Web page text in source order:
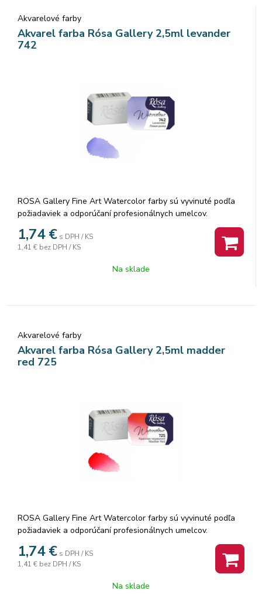
Akvarelové farby
Akvarel farba Rósa Gallery 2,5ml levander
742
ROSA Gallery Fine Art Watercolor farby sú vyvinuté podľa
požiadaviek a odporúčaní profesionálnych umelcov.
Akvarelové farby sú vyrábané z organickej arabskej gumy a
vysoko kvalitných organických a anorganických jemne
mletých pigmentov, ktorá zaisťuje dokonalú priľnavosť a
farby. Rosa akvarelové farby nám poskytujú nespočetné
1,74 € s DPH / KS
1,41 € bez DPH / KS
Na sklade
Akvarelové farby
Akvarel farba Rósa Gallery 2,5ml madder
red 725
ROSA Gallery Fine Art Watercolor farby sú vyvinuté podľa
požiadaviek a odporúčaní profesionálnych umelcov.
Akvarelové farby sú vyrábané z organickej arabskej gumy a
vysoko kvalitných organických a anorganických jemne
mletých pigmentov, ktorá zaisťuje dokonalú priľnavosť a
farby. Rosa akvarelové farby nám poskytujú nespočetné
1,74 € s DPH / KS
1,41 € bez DPH / KS
Na sklade